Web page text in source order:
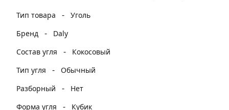
Тип товара - Уголь
Бренд
-
Daly
Состав угля
-
Кокосовый
Тип угля
-
Обычный
Разборный
-
Нет
Форма угля
- Кубик